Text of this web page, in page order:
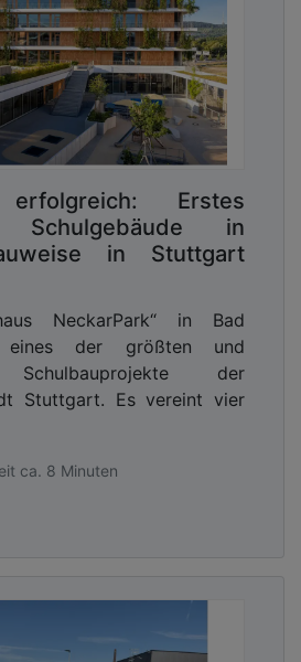
erfolgreich: Erstes
Schulgebäude in
in Stuttgart
NeckarPark“ in Bad
der größten und
Schulbauprojekte der
Stuttgart. Es vereint vier
ca. 8 Minuten